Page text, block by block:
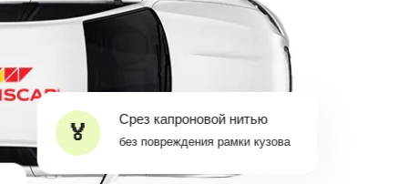
Срез капроновой нитью
без повреждения рамки кузова